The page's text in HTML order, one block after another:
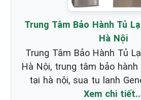
Trung Tâm Bảo Hành Tủ
Hà Nội
Trung Tâm Bảo Hành Tủ
Hà Nội, trung tâm bảo hành
tại hà nội, sua tu lanh
Xem chi